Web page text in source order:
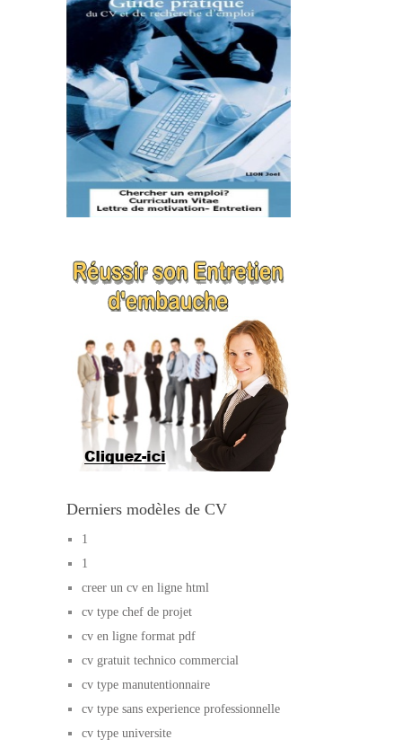
Derniers modèles de CV
1
1
creer un cv en ligne html
cv type chef de projet
cv en ligne format pdf
cv gratuit technico commercial
cv type manutentionnaire
cv type sans experience professionnelle
cv type universite